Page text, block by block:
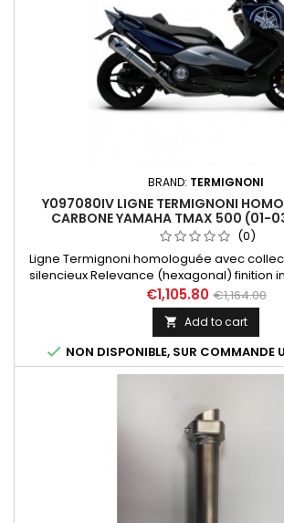
BRAND: TERMIGNONI
Y097080IV LIGNE TERMIGNONI
CARBONE YAMAHA TMAX 500 (01-
(0)
Ligne Termignoni homologuée avec
silencieux Relevance (hexagonal) finition
carbone pour Yamaha Tmax 500 années
à 2011.
€1,105.80 €1,164.00
 Add to cart
 NON DISPONIBLE, SUR COMMANDE